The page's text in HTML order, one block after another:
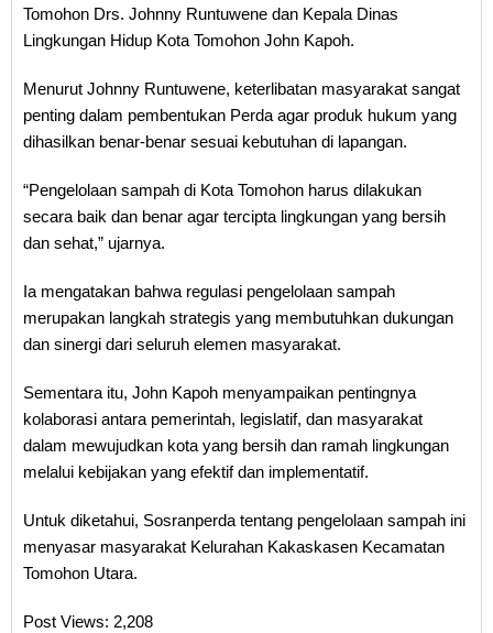
Tomohon Drs. Johnny Runtuwene dan Kepala Dinas
Lingkungan Hidup Kota Tomohon John Kapoh.
Menurut Johnny Runtuwene, keterlibatan masyarakat sangat
penting dalam pembentukan Perda agar produk hukum yang
dihasilkan benar-benar sesuai kebutuhan di lapangan.
“Pengelolaan sampah di Kota Tomohon harus dilakukan
secara baik dan benar agar tercipta lingkungan yang bersih
dan sehat,” ujarnya.
Ia mengatakan bahwa regulasi pengelolaan sampah
merupakan langkah strategis yang membutuhkan dukungan
dan sinergi dari seluruh elemen masyarakat.
Sementara itu, John Kapoh menyampaikan pentingnya
kolaborasi antara pemerintah, legislatif, dan masyarakat
dalam mewujudkan kota yang bersih dan ramah lingkungan
melalui kebijakan yang efektif dan implementatif.
Untuk diketahui, Sosranperda tentang pengelolaan sampah ini
menyasar masyarakat Kelurahan Kakaskasen Kecamatan
Tomohon Utara.
Post Views: 2,208